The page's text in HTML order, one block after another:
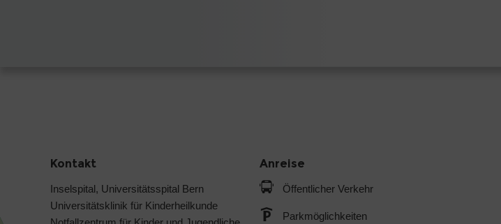
Kontakt
Inselspital, Universitätsspital Bern
Universitätsklinik für Kinderheilkunde
Anreise
Öffentlicher Verkehr
Parkmöglichkeiten